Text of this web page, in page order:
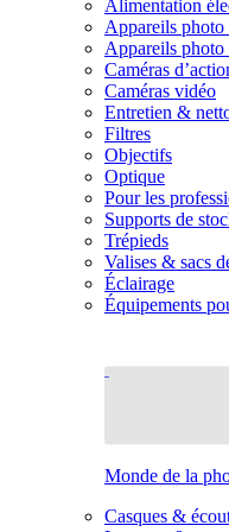
Alimentation
Appareils photo
Appareils photo
Caméras
Caméras vidéo
Entretien &
Filtres
Objectifs
Optique
Pour les
Supports de
Trépieds
Valises & sacs
Éclairage
Équipements
Monde de la
Casques &